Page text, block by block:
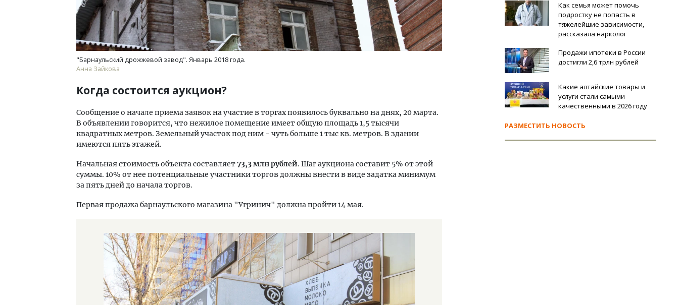
"Барнаульский дрожжевой завод". Январь 2018 года.
Анна Зайкова
Когда состоится аукцион?
Сообщение о начале приема заявок на участие в торгах появилось буквально на днях, 20 марта.
В объявлении говорится, что нежилое помещение имеет общую площадь 1,5 тысячи
квадратных метров. Земельный участок под ним - чуть больше 1 тыс кв. метров. В здании
имеются пять этажей.
Начальная стоимость объекта составляет73,3 млн рублей. Шаг аукциона составит 5% от этой
суммы. 10% от нее потенциальные участники торгов должны внести в виде задатка минимум
за пять дней до начала торгов.
Первая продажа барнаульского магазина "Угринич" должна пройти 14 мая.
Как семья может помочь
подростку не попасть в
тяжелейшие зависимости,
рассказала нарколог
Продажи ипотеки в России
достигли 2,6 трлн рублей
Какие алтайские товары и
услуги стали самыми
качественными в 2026 году
РАЗМЕСТИТЬ НОВОСТЬ